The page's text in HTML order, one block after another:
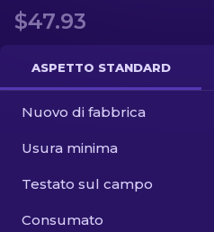
Guanto
Casse
Altro
$47.93
ASPETTO STANDARD
Nuovo di fabbrica
Usura minima
Testato sul campo
Consumato